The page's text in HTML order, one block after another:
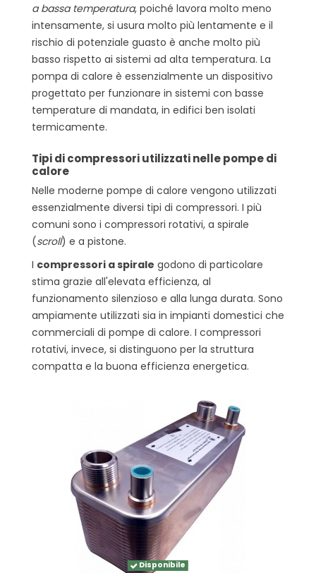
a bassa temperatura, poiché lavora molto meno
intensamente, si usura molto più lentamente e il
rischio di potenziale guasto è anche molto più
basso rispetto ai sistemi ad alta temperatura. La
pompa di calore è essenzialmente un dispositivo
progettato per funzionare in sistemi con basse
temperature di mandata, in edifici ben isolati
termicamente.
Tipi di compressori utilizzati nelle pompe di
calore
Nelle moderne pompe di calore vengono utilizzati
essenzialmente diversi tipi di compressori. I più
comuni sono i compressori rotativi, a spirale
(scroll) e a pistone.
I compressori a spirale godono di particolare
stima grazie all'elevata efficienza, al
funzionamento silenzioso e alla lunga durata. Sono
ampiamente utilizzati sia in impianti domestici che
commerciali di pompe di calore. I compressori
rotativi, invece, si distinguono per la struttura
compatta e la buona efficienza energetica.
Disponibile